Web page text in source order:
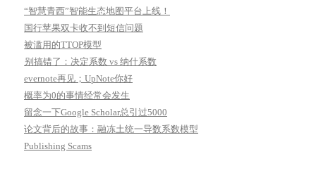
“智慧青西”智能生态地图平台上线！
国行苹果双卡收不到短信问题
被滥用的TTOP模型
别搞错了：决定系数 vs 纳什系数
evernote再见；UpNote你好
概率为0的事情经常会发生
留念一下Google Scholar总引过5000
论文背后的故事：融冻土统一导数系数模型
Publishing Scams